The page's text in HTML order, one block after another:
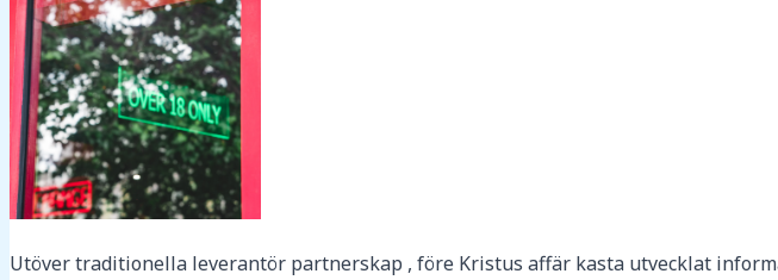
Utöver traditionella leverantör partnerskap , före Kristus affär kasta utvecklat